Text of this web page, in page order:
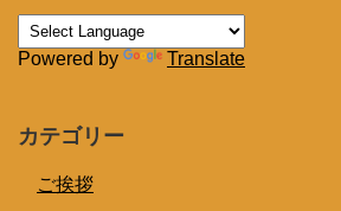
Powered by Translate
カテゴリー
ご挨拶